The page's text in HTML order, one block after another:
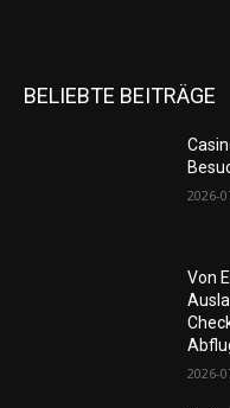
BELIEBTE BEITRÄGE
2026-
Von
2026-